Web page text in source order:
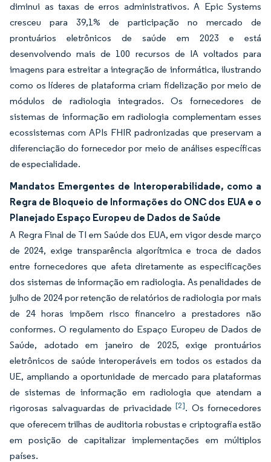
diminui as taxas de erros administrativos. A Epic Systems
cresceu para 39,1% de participação no mercado de
prontuários eletrônicos de saúde em 2023 e está
desenvolvendo mais de 100 recursos de IA voltados para
imagens para estreitar a integração de informática, ilustrando
como os líderes de plataforma criam fidelização por meio de
módulos de radiologia integrados. Os fornecedores de
sistemas de informação em radiologia complementam esses
ecossistemas com APIs FHIR padronizadas que preservam a
diferenciação do fornecedor por meio de análises específicas
de especialidade.
Mandatos Emergentes de Interoperabilidade, como a
Regra de Bloqueio de Informações do ONC dos EUA e o
Planejado Espaço Europeu de Dados de Saúde
A Regra Final de TI em Saúde dos EUA, em vigor desde março
de 2024, exige transparência algorítmica e troca de dados
entre fornecedores que afeta diretamente as especificações
dos sistemas de informação em radiologia. As penalidades de
julho de 2024 por retenção de relatórios de radiologia por mais
de 24 horas impõem risco financeiro a prestadores não
conformes. O regulamento do Espaço Europeu de Dados de
Saúde, adotado em janeiro de 2025, exige prontuários
eletrônicos de saúde interoperáveis em todos os estados da
UE, ampliando a oportunidade de mercado para plataformas
de sistemas de informação em radiologia que atendam a
rigorosas salvaguardas de privacidade [2]. Os fornecedores
que oferecem trilhas de auditoria robustas e criptografia estão
em posição de capitalizar implementações em múltiplos
países.